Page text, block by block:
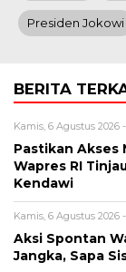
Presiden Jokowi
BERITA
Kamis, 6 Agustus 2026
Pastikan Akses
Wapres RI
Kendawi
Kamis, 6 Agustus 2026
Aksi Spontan
Jangka, Sapa